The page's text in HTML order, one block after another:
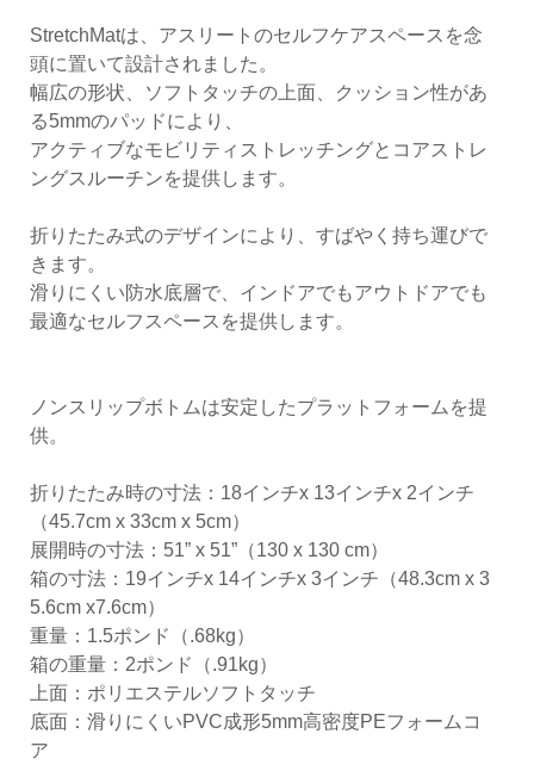
StretchMatは、アスリートのセルフケアスペースを念
頭に置いて設計されました。
幅広の形状、ソフトタッチの上面、クッション性があ
る5mmのパッドにより、
アクティブなモビリティストレッチングとコアストレ
ングスルーチンを提供します。
折りたたみ式のデザインにより、すばやく持ち運びで
きます。
滑りにくい防水底層で、インドアでもアウトドアでも
最適なセルフスペースを提供します。
ノンスリップボトムは安定したプラットフォームを提
供。
折りたたみ時の寸法：18インチx 13インチx 2インチ
（45.7cm x 33cm x 5cm）
展開時の寸法：51” x 51”（130 x 130 cm）
箱の寸法：19インチx 14インチx 3インチ（48.3cm x 3
5.6cm x7.6cm）
重量：1.5ポンド（.68kg）
箱の重量：2ポンド（.91kg）
上面：ポリエステルソフトタッチ
底面：滑りにくいPVC成形5mm高密度PEフォームコ
ア